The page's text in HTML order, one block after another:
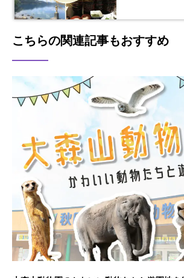
こちらの関連記事もおすすめ